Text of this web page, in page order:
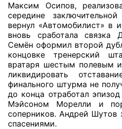
Максим Осипов,
середине
вернул «Автомобилист» в
вновь сработала
Семён оформил второй
концовке тренерский
вратаря шестым полевым
ликвидировать
финального штурма не
до конца отработал
Мэйсоном Морелли и
соперников. Андрей Шутов
спасениями.